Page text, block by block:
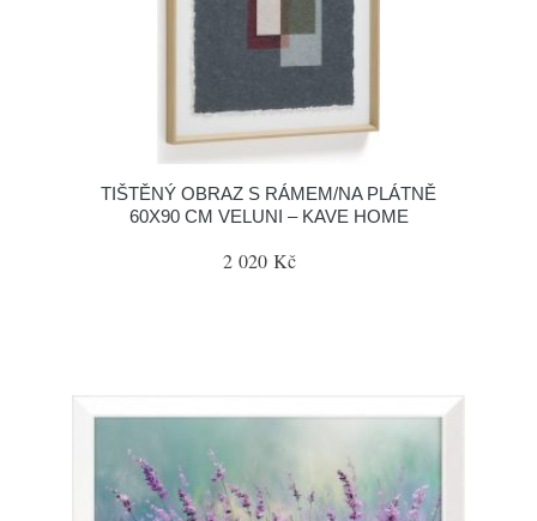
TIŠTĚNÝ OBRAZ S RÁMEM/NA PLÁTNĚ
60X90 CM VELUNI – KAVE HOME
2 020 Kč